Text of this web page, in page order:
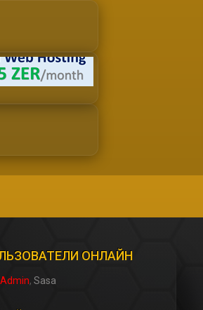
ОНЛАЙН
Admin Sasa